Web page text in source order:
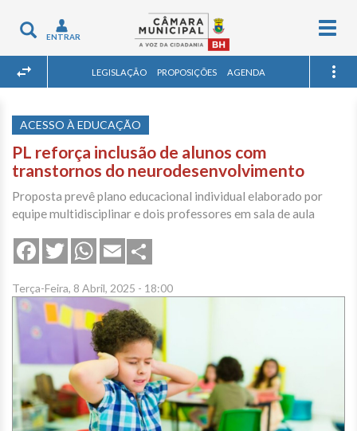
Toggle
navigation
ENTRAR
LEGISLAÇÃO PROPOSIÇÕES AGENDA
ACESSO À EDUCAÇÃO
PL reforça inclusão de alunos com
transtornos do neurodesenvolvimento
Proposta prevê plano educacional individual elaborado por
equipe multidisciplinar e dois professores em sala de aula
FacebookTwitterWhatsApp
Email
Terça-Feira, 8 Abril, 2025 - 18:00